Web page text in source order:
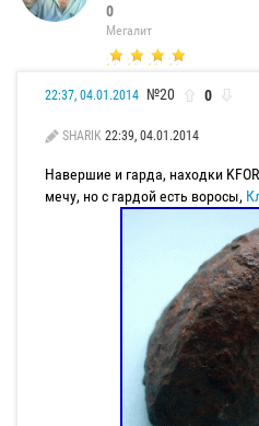
0
Мегалит
22:37, 04.01.2014 №20 0
SHARIK 22:39, 04.01.2014
Навершие и гарда, находки
мечу, но с гардой есть воросы,